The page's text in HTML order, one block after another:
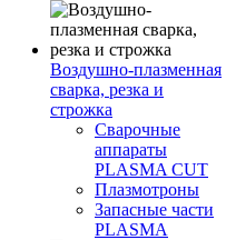
Воздушно-плазменная
сварка, резка и
строжка
Сварочные
аппараты
PLASMA CUT
Плазмотроны
Запасные части
PLASMA